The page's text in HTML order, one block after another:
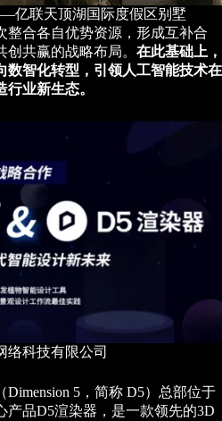
亿联天顶湖国际度假区别墅
整合各自优势资源，形成互补合
共赢的战略布局。 在此基础上，
数智化转型，引领人工智能技术在
业新生态。
络科技有限公司
5，简称 D5）总部位于
产品D5渲染器，是一款领先的3D